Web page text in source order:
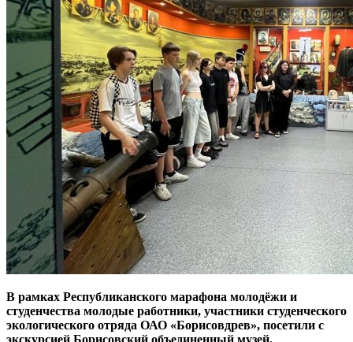
В рамках Республиканского марафона молодёжи и
студенчества молодые работники, участники студенческого
экологического отряда ОАО «Борисовдрев», посетили с
экскурсией Борисовский объединенный музей.